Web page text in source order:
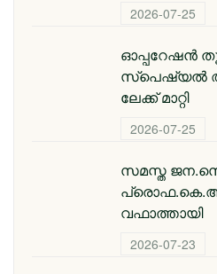
2026-07-25
ഓപ്പറേഷൻ
സ്പെഷ്യൽ
ലേക്ക് മാറ്റി
2026-07-25
സമസ്ത
വഫാത്തായി
2026-07-23